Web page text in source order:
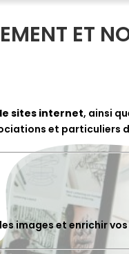
ET
sites internet, ainsi
et particuliers
images et enrichir